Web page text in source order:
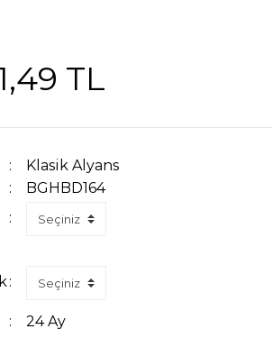
TL
Klasik Alyans
BGHBD164
24 Ay